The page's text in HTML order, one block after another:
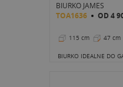
BIURKO JAMES
TOA1636 OD 4
115 cm 47 cm
BIURKO IDEALNE DO